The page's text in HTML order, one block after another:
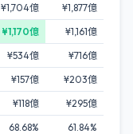
¥1,704億
¥1,877億
¥1,170億
¥1,161億
¥534億
¥716億
¥157億
¥203億
¥118億
¥295億
68.68%
61.84%